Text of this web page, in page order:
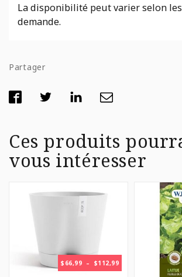
La disponibilité peut varier selon
demande.
Partager
Ces produits
vous intéresser
$ 66,99 – $112,99PLAGE
DE